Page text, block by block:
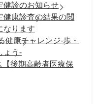
健診のお知らせ
健康診査の結果の閲
なります
健康チャレンジ-歩・
ょう-
後期高齢者医療保